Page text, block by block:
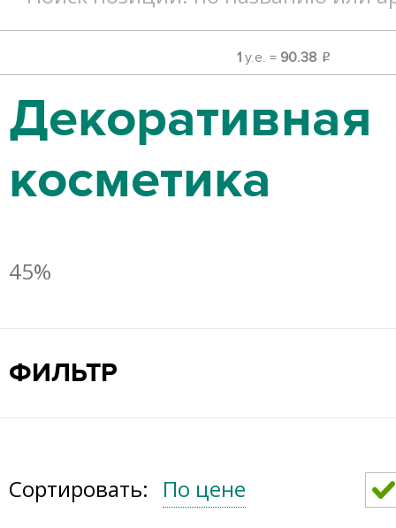
1у.е. = 90.38 o
Декоративная
косметика
45%
ФИЛЬТР
Сортировать: По цене